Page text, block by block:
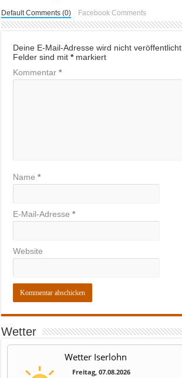
Default Comments (0) Facebook Comments
Deine E-Mail-Adresse wird nicht veröffentlicht.
Felder sind mit*markiert
Kommentar*
Name*
E-Mail-Adresse*
Website
Wetter
Wetter Iserlohn
Freitag, 07.08.2026